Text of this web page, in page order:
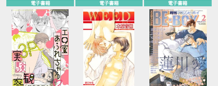
電子書籍 電子書籍 電子書籍